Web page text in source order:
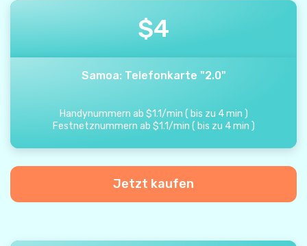
$4
Samoa: Telefonkarte "2.0"
Handynummern ab $1.1/min ( bis zu 4 min )
Festnetznummern ab $1.1/min ( bis zu 4 min )
Jetzt kaufen